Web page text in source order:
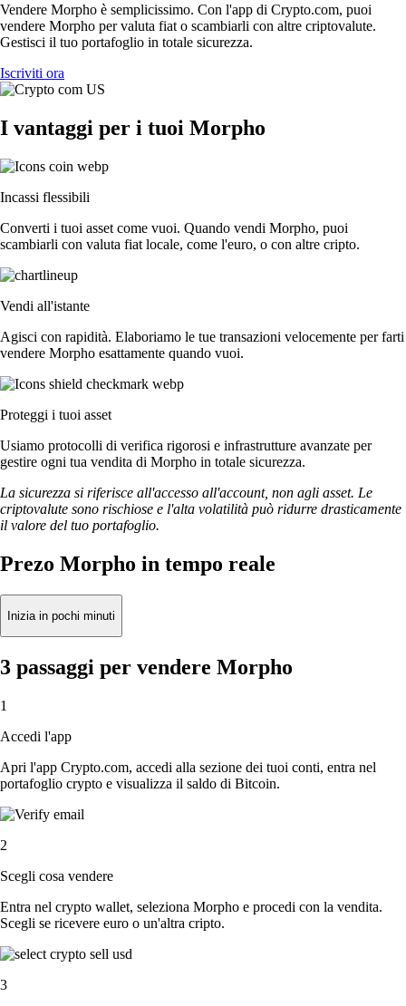
Vendere Morpho è semplicissimo. Con l'app di Crypto.com, puoi
vendere Morpho per valuta fiat o scambiarli con altre criptovalute.
Gestisci il tuo portafoglio in totale sicurezza.
Iscriviti ora
I vantaggi per i tuoi Morpho
Incassi flessibili
Converti i tuoi asset come vuoi. Quando vendi Morpho, puoi
scambiarli con valuta fiat locale, come l'euro, o con altre cripto.
Vendi all'istante
Agisci con rapidità. Elaboriamo le tue transazioni velocemente per farti
vendere Morpho esattamente quando vuoi.
Proteggi i tuoi asset
Usiamo protocolli di verifica rigorosi e infrastrutture avanzate per
gestire ogni tua vendita di Morpho in totale sicurezza.
La sicurezza si riferisce all'accesso all'account, non agli asset. Le
criptovalute sono rischiose e l'alta volatilità può ridurre drasticamente
il valore del tuo portafoglio.
Prezo Morpho in tempo reale
Inizia in pochi minuti
3 passaggi per vendere Morpho
1
Accedi l'app
Apri l'app Crypto.com, accedi alla sezione dei tuoi conti, entra nel
portafoglio crypto e visualizza il saldo di Bitcoin.
2
Scegli cosa vendere
Entra nel crypto wallet, seleziona Morpho e procedi con la vendita.
Scegli se ricevere euro o un'altra cripto.
3